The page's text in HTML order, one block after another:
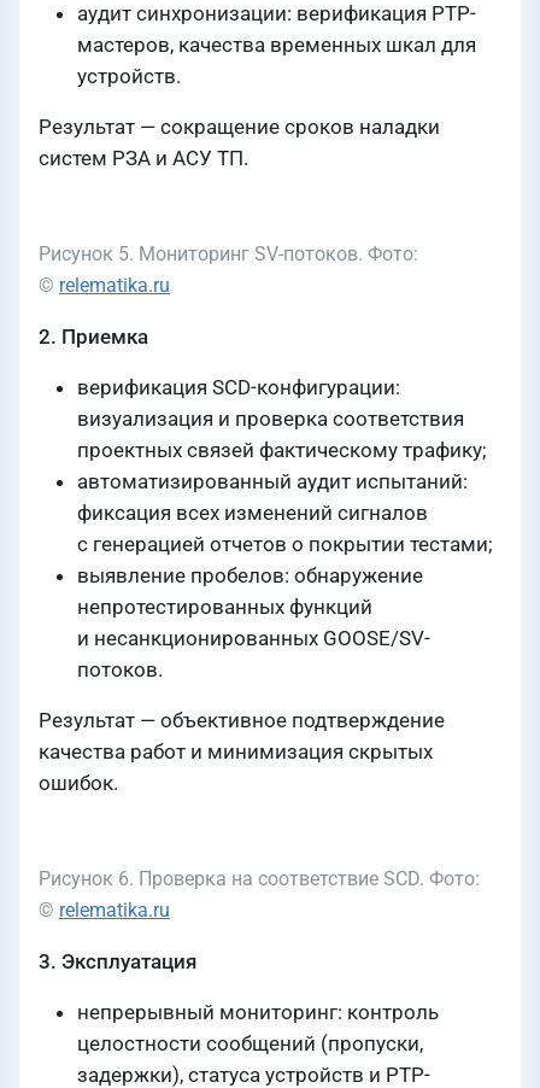
аудит синхронизации: верификация PTP-
мастеров, качества временных шкал для
устройств.
Результат — сокращение сроков наладки
систем РЗА и АСУ ТП.
Рисунок 5. Мониторинг SV-потоков. Фото:
© relematika.ru
2. Приемка
верификация SCD-конфигурации:
визуализация и проверка соответствия
проектных связей фактическому трафику;
автоматизированный аудит испытаний:
фиксация всех изменений сигналов
с генерацией отчетов о покрытии тестами;
выявление пробелов: обнаружение
непротестированных функций
и несанкционированных GOOSE/SV-
потоков.
Результат — объективное подтверждение
качества работ и минимизация скрытых
ошибок.
Рисунок 6. Проверка на соответствие SCD. Фото:
© relematika.ru
3. Эксплуатация
непрерывный мониторинг: контроль
целостности сообщений (пропуски,
задержки), статуса устройств и PTP-